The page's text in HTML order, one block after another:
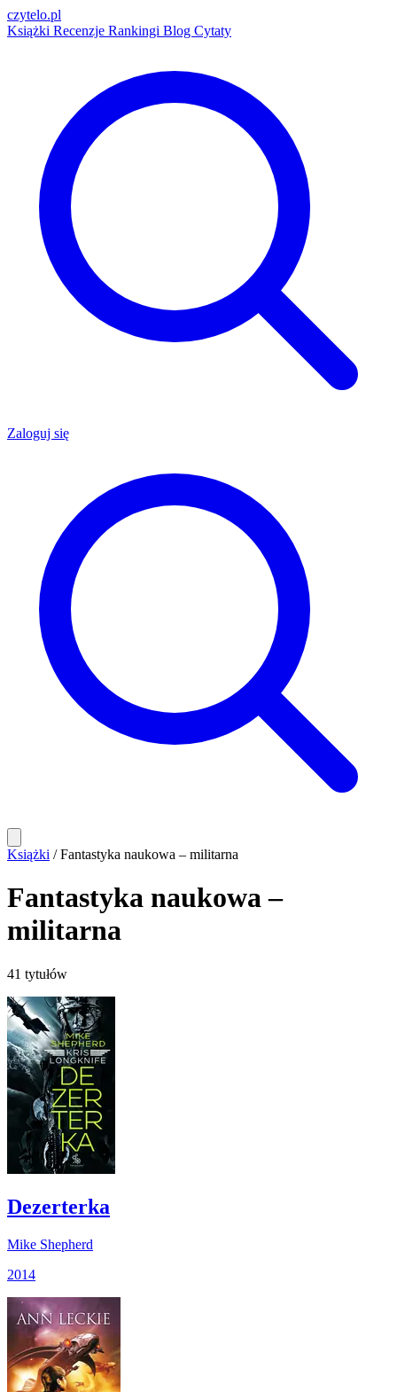
czytelo.pl
Książki Recenzje Rankingi Blog Cytaty
Zaloguj się
Książki / Fantastyka naukowa – militarna
Fantastyka naukowa –
militarna
41 tytułów
Dezerterka
Mike Shepherd
2014